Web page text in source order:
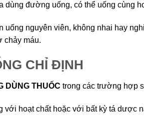
dùng đường uống, có thể uống cùng
uống nguyên viên, không nhai hay
chảy máu.
CHỈ ĐỊNH
DÙNG THUỐC trong các trường hợp
với hoạt chất hoặc với bất kỳ tá dược